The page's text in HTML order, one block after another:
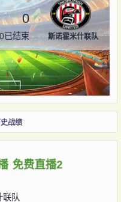
0
已结束 斯诺霍米什联队
战绩
免费直播2
联队